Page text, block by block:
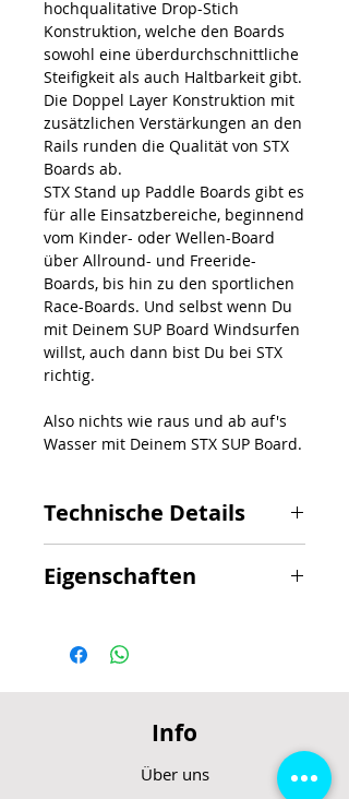
hochqualitative Drop-Stich
Konstruktion, welche den Boards
sowohl eine überdurchschnittliche
Steifigkeit als auch Haltbarkeit gibt.
Die Doppel Layer Konstruktion mit
zusätzlichen Verstärkungen an den
Rails runden die Qualität von STX
Boards ab.
STX Stand up Paddle Boards gibt es
für alle Einsatzbereiche, beginnend
vom Kinder- oder Wellen-Board
über Allround- und Freeride-
Boards, bis hin zu den sportlichen
Race-Boards. Und selbst wenn Du
mit Deinem SUP Board Windsurfen
willst, auch dann bist Du bei STX
richtig.
Also nichts wie raus und ab auf's
Wasser mit Deinem STX SUP Board.
Technische Details
Breite: 32″
Gewich
t: 9,15 kg
Eigenschaften
Wellen
• Stabil und wendig
• Breiter Umriss und großvolumige
• Das Deckleinen-System erhöht die
• FXL-Technologie Extreme
Info
Über uns